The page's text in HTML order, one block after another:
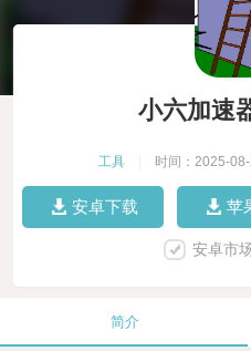
小六加速
工具 时间：2025-
安卓下载 苹
安卓市
简介